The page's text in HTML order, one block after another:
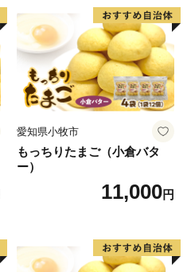
愛知県小牧市
もっちりたまご（小倉バタ
ー）
11,000円